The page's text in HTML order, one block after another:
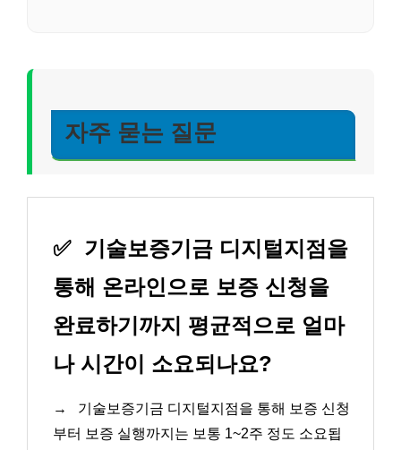
자주 묻는 질문
✅ 기술보증기금 디지털지점을
통해 온라인으로 보증 신청을
완료하기까지 평균적으로 얼마
나 시간이 소요되나요?
→
기술보증기금 디지털지점을 통해 보증 신청
부터 보증 실행까지는 보통 1~2주 정도 소요됩